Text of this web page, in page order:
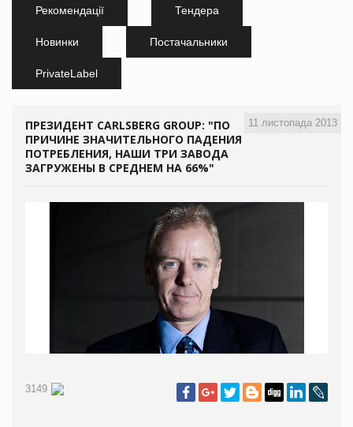
Рекомендації Тендера
Новинки Постачальники
PrivateLabel
11 листопада 2013
ПРЕЗИДЕНТ CARLSBERG GROUP: "ПО
ПРИЧИНЕ ЗНАЧИТЕЛЬНОГО ПАДЕНИЯ
ПОТРЕБЛЕНИЯ, НАШИ ТРИ ЗАВОДА
ЗАГРУЖЕНЫ В СРЕДНЕМ НА 66%"
3149